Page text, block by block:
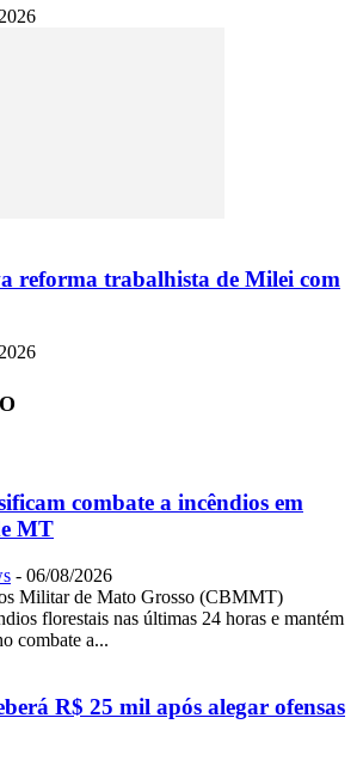
reforma trabalhista de Milei com
combate a incêndios em
MT
- 06/08/2026
Militar de Mato Grosso (CBMMT)
florestais nas últimas 24 horas e mantém
combate a...
R$ 25 mil após alegar ofensas